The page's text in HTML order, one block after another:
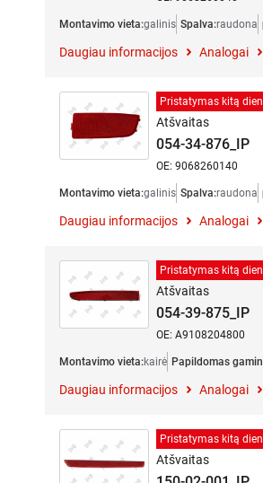
Montavimo vieta:galinis Spalva:raudona
Daugiau informacijos Analogai
Pristatymas kitą
Atšvaitas
054-34-876_IP
OE: 9068260140
Montavimo vieta:galinis Spalva:raudona
Daugiau informacijos Analogai
Pristatymas kitą
Atšvaitas
054-39-875_IP
OE: A9108204800
Montavimo vieta:kairė Papildomas
Daugiau informacijos Analogai
Pristatymas kitą
Atšvaitas